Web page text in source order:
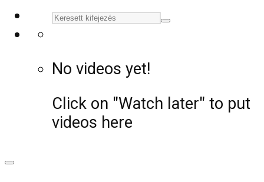
No videos yet!
Click on "Watch later" to put
videos here